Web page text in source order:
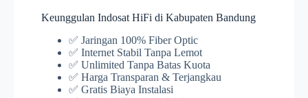
Keunggulan Indosat HiFi di Kabupaten Bandung
✅ Jaringan 100% Fiber Optic
✅ Internet Stabil Tanpa Lemot
✅ Unlimited Tanpa Batas Kuota
✅ Harga Transparan & Terjangkau
✅ Gratis Biaya Instalasi